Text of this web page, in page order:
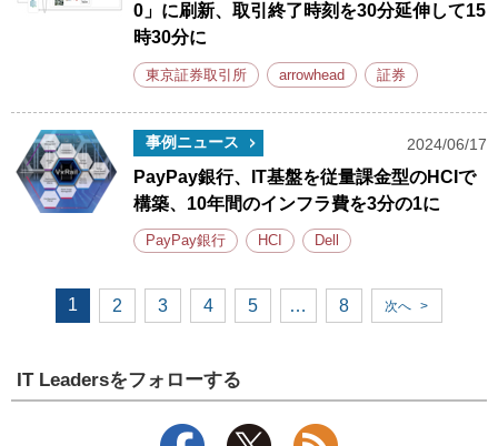
0」に刷新、取引終了時刻を30分延伸して15
時30分に
東京証券取引所 arrowhead 証券
事例ニュース 2024/06/17
PayPay銀行、IT基盤を従量課金型のHCIで
構築、10年間のインフラ費を3分の1に
PayPay銀行 HCI Dell
1 2 3 4 5 … 8 次へ >
IT Leadersをフォローする